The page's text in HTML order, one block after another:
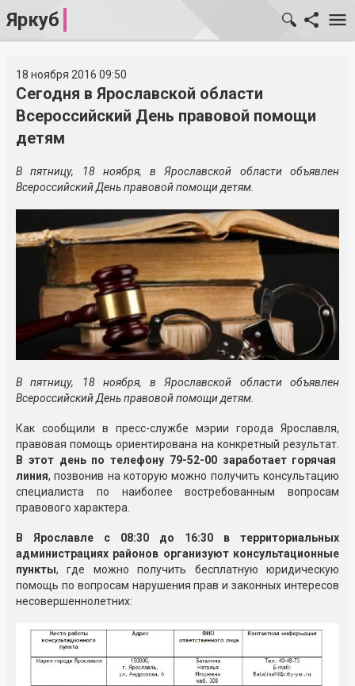
Яркуб
18 ноября 2016 09:50
Сегодня в Ярославской области
Всероссийский День правовой помощи
детям
В пятницу, 18 ноября,в Ярославской областиобъявлен
Всероссийский День правовой помощи детям.
В пятницу, 18 ноября,в Ярославской областиобъявлен
Всероссийский День правовой помощи детям.
Как сообщили в пресс-службе мэрии города Ярославля,
правовая помощь ориентирована на конкретный результат.
В этот день по телефону 79-52-00 заработает горячая
линия, позвонив на которую можно получить консультацию
специалиста по наиболее востребованным вопросам
правового характера.
В Ярославле с 08:30 до 16:30 в территориальных
администрациях районов организуют консультационные
пункты, где можно получить бесплатную юридическую
помощь по вопросам нарушения прав и законных интересов
несовершеннолетних: